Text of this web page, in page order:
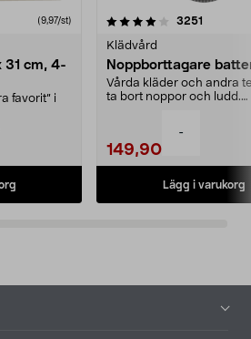
-
(9,97/st)
31 cm, 4-
favorit” i
3251
Klädvård
Noppborttagare
Vårda kläder och andra
ta bort noppor och ludd.
149,90
Lägg i varukorg
4.5av 5 stjärnor